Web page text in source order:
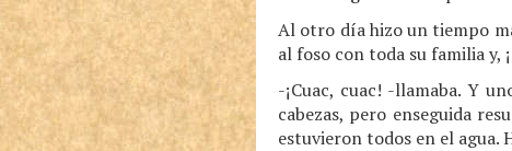
Al otro día hizo un tiempo
al foso con toda su familia y,
-¡Cuac, cuac! -llamaba. Y
cabezas, pero enseguida
estuvieron todos en el agua.